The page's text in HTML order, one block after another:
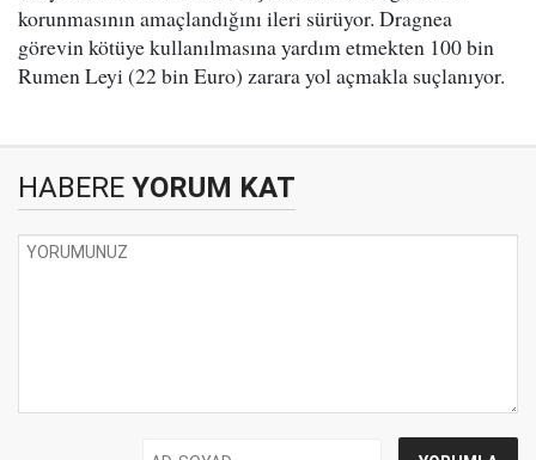
korunmasının amaçlandığını ileri sürüyor. Dragnea
görevin kötüye kullanılmasına yardım etmekten 100 bin
Rumen Leyi (22 bin Euro) zarara yol açmakla suçlanıyor.
HABERE YORUM KAT